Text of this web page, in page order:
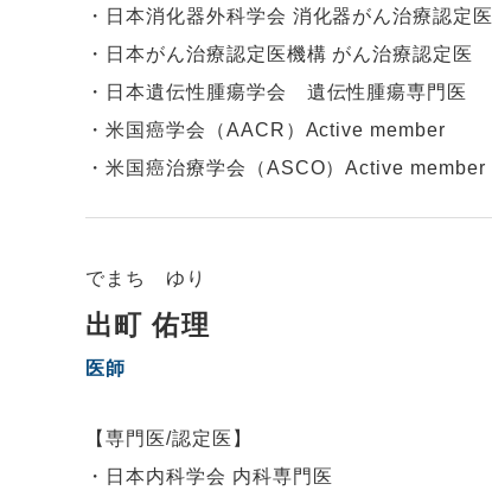
・日本消化器外科学会 消化器がん治療認定医
・日本がん治療認定医機構 がん治療認定医
・日本遺伝性腫瘍学会　遺伝性腫瘍専門医
・米国癌学会（AACR）Active member
・米国癌治療学会（ASCO）Active member
でまち ゆり
出町 佑理
医師
【専門医/認定医】
・日本内科学会 内科専門医